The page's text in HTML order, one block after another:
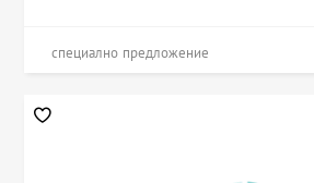
специално предложение